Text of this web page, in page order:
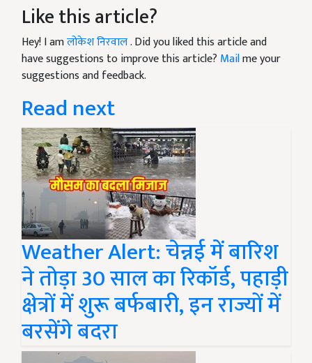
Like this article?
Hey! I amलोकेश निरवाल. Did you liked this article and
have suggestions to improve this article? Mailme your
suggestions and feedback.
Read next
Weather Alert: चेन्नई में बारिश
ने तोड़ा 30 साल का रिकॉर्ड, पहाड़ी
क्षेत्रों में शुरू बर्फबारी, इन राज्यों में
बरसेंगे बदरा